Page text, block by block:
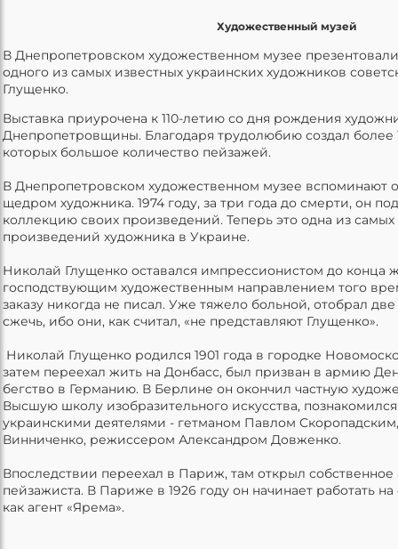
Художественный музей
В Днепропетровском художественном музее
одного из самых известных украинских художников
Глущенко.
Выставка приурочена к 110-летию со дня рождения
Днепропетровщины. Благодаря трудолюбию создал более
которых большое количество пейзажей.
В Днепропетровском художественном музее вспоминают
щедром художника. 1974 году, за три года до смерти, он
коллекцию своих произведений. Теперь это одна из
произведений художника в Украине.
Николай Глущенко оставался импрессионистом до конца
господствующим художественным направлением того
заказу никогда не писал. Уже тяжело больной, отобрал
сжечь, ибо они, как считал, «не представляют Глущенко».
Николай Глущенко родился 1901 года в городке
затем переехал жить на Донбасс, был призван в армию
бегство в Германию. В Берлине он окончил частную
Высшую школу изобразительного искусства,
украинскими деятелями - гетманом Павлом
Винниченко, режиссером Александром Довженко.
Впоследствии переехал в Париж, там открыл
пейзажиста. В Париже в 1926 году он начинает работать
как агент «Ярема».